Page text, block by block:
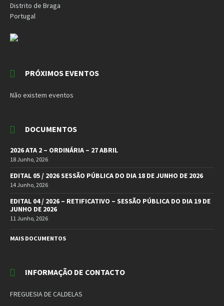
Distrito de Braga
Portugal
PRÓXIMOS EVENTOS
Não existem eventos
DOCUMENTOS
2026 ATA 2 – ORDINÁRIA – 27 ABRIL
18 Junho, 2026
EDITAL 05 / 2026 SESSÃO PÚBLICA DO DIA 18 DE JUNHO DE 2026
14 Junho, 2026
EDITAL 04 / 2026 – RETIFICATIVO – SESSÃO PÚBLICA DO DIA 19 DE
JUNHO DE 2026
11 Junho, 2026
MAIS DOCUMENTOS
INFORMAÇÃO DE CONTACTO
FREGUESIA DE CALDELAS